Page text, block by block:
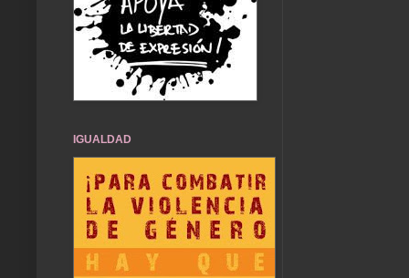
IGUALDAD